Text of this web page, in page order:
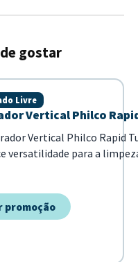
gostar
Vertical Philco
Livre
Vertical Philco Rapid
versatilidade para a
ser utilizado como
o alcance em diferentes
de 1...
promoção